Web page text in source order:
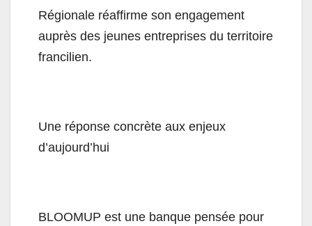
Régionale réaffirme son engagement
auprès des jeunes entreprises du territoire
francilien.
Une réponse concrète aux enjeux
d’aujourd’hui
BLOOMUP est une banque pensée pour